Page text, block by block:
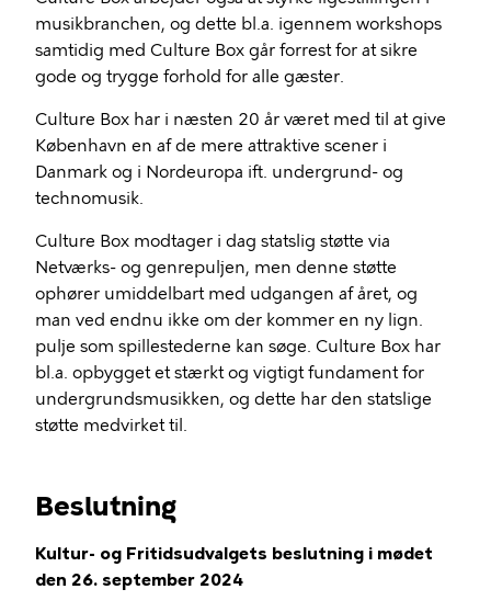
musikbranchen, og dette bl.a. igennem workshops
samtidig med Culture Box går forrest for at sikre
gode og trygge forhold for alle gæster.
Culture Box har i næsten 20 år været med til at give
København en af de mere attraktive scener i
Danmark og i Nordeuropa ift. undergrund- og
technomusik.
Culture Box modtager i dag statslig støtte via
Netværks- og genrepuljen, men denne støtte
ophører umiddelbart med udgangen af året, og
man ved endnu ikke om der kommer en ny lign.
pulje som spillestederne kan søge. Culture Box har
bl.a. opbygget et stærkt og vigtigt fundament for
undergrundsmusikken, og dette har den statslige
støtte medvirket til.
Beslutning
Kultur- og Fritidsudvalgets beslutning i mødet
den 26. september 2024